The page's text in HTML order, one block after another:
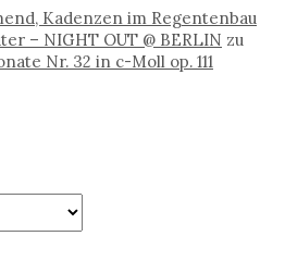
Kadenzen im Regentenbau
– NIGHT OUT @ BERLIN zu
Nr. 32 in c-Moll op. 111